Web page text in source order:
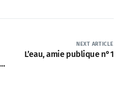
NEXT ARTICLE
L’eau, amie publique n°1